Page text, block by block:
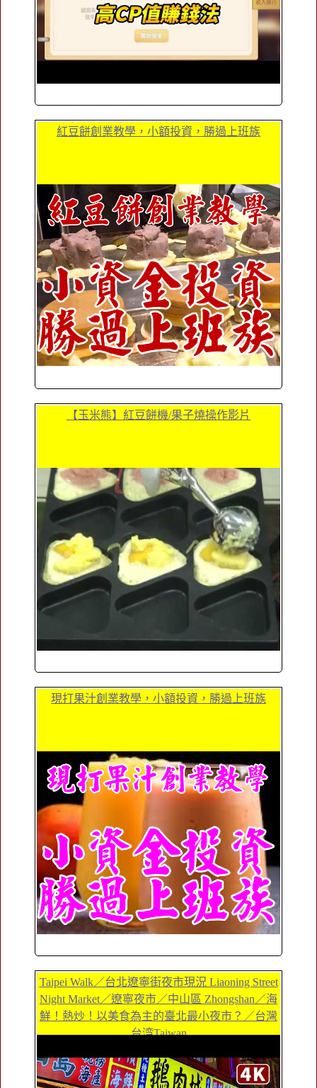
紅豆餅創業教學，小額投資，勝過上班族
【玉米熊】紅豆餅機/果子燒操作影片
現打果汁創業教學，小額投資，勝過上班族
Taipei Walk／台北遼寧街夜市現況 Liaoning Street
Night Market／遼寧夜市／中山區 Zhongshan／海
鮮！熱炒！以美食為主的臺北最小夜市？／台灣
台湾Taiwan